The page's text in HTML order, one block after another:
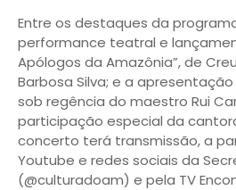
Entre os destaques da
performance teatral e
Apólogos da Amazônia”, de
Barbosa Silva; e a
sob regência do maestro Rui
participação especial da
concerto terá transmissão, a
Youtube e redes sociais da
(@culturadoam) e pela TV